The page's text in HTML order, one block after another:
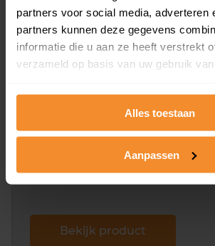
partners voor social media, adverteren
partners kunnen deze gegevens
informatie die u aan ze heeft verstrekt
verzameld op basis van uw gebruik
Alles toestaan
Aanpassen
Direct leverbaar
Een uitgebreid overzicht van het
dit inclusief de luchtfoto!
Bekijk product